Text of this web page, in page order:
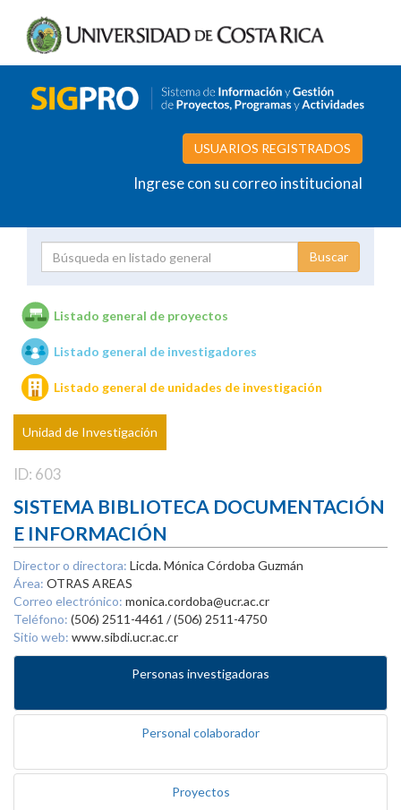
USUARIOS REGISTRADOS
Ingrese con su correo institucional
Unidades de investigación
Listado general de proyectos
Listado general de investigadores
Listado general de unidades de investigación
Unidad de Investigación
ID: 603
SISTEMA BIBLIOTECA DOCUMENTACIÓN
E INFORMACIÓN
Director o directora: Licda. Mónica Córdoba Guzmán
Área: OTRAS AREAS
Correo electrónico: monica.cordoba@ucr.ac.cr
Teléfono: (506) 2511-4461 / (506) 2511-4750
Sitio web: www.sibdi.ucr.ac.cr
Personas investigadoras
Personal colaborador
Proyectos